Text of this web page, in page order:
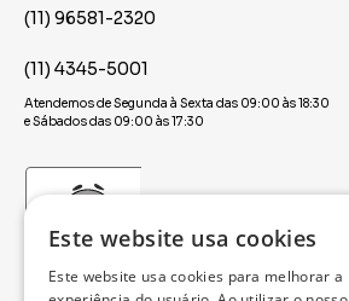
(11) 96581-2320
(11) 4345-5001
Atendemos de Segunda à Sexta das 09:00 às 18:30
e Sábados das 09:00 às 17:30
Este website usa cookies
Este website usa cookies para melhorar a